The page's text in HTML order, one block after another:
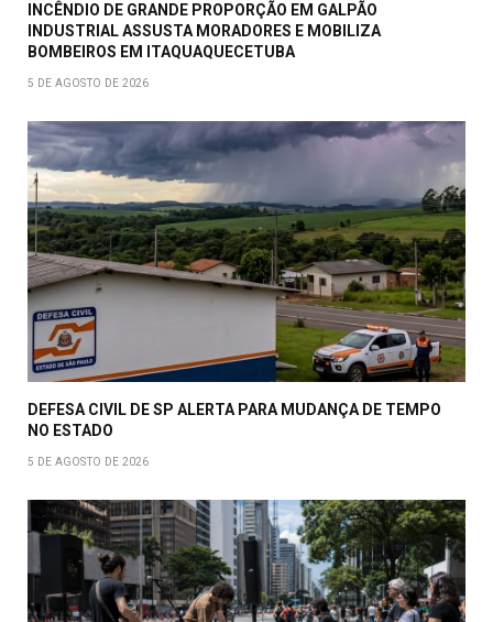
INCÊNDIO DE GRANDE PROPORÇÃO EM GALPÃO
INDUSTRIAL ASSUSTA MORADORES E MOBILIZA
BOMBEIROS EM ITAQUAQUECETUBA
5 DE AGOSTO DE 2026
DEFESA CIVIL DE SP ALERTA PARA MUDANÇA DE TEMPO
NO ESTADO
5 DE AGOSTO DE 2026